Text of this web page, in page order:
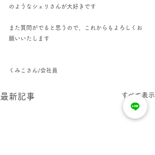
のようなシェリさんが大好きです
また質問がでると思うので、これからもよろしくお
願いいたします
くみこさん/会社員
最新記事 すべて表示